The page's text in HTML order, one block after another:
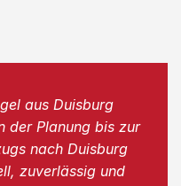
aus Duisburg
der Planung bis zur
nach Duisburg
zuverlässig und